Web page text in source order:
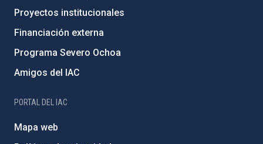
Proyectos institucionales
Financiación externa
Programa Severo Ochoa
Amigos del IAC
PORTAL DEL IAC
Mapa web